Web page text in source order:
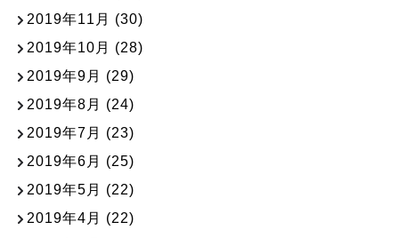
2019年11月 (30)
2019年10月 (28)
2019年9月 (29)
2019年8月 (24)
2019年7月 (23)
2019年6月 (25)
2019年5月 (22)
2019年4月 (22)